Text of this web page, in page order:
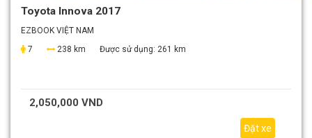
Toyota Innova 2017
EZBOOK VIỆT NAM
7
238 km Được sử dụng: 261 km
2,050,000 VND
Đặt xe